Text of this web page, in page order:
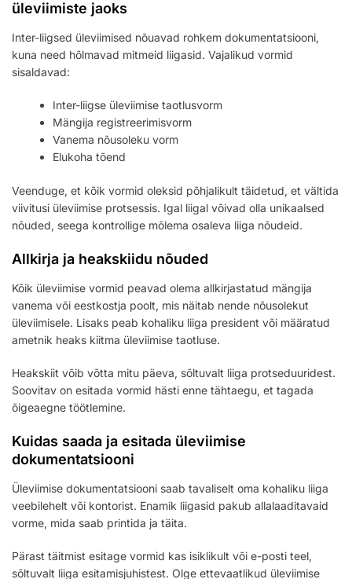
üleviimiste jaoks
Inter-liigsed üleviimised nõuavad rohkem dokumentatsiooni,
kuna need hõlmavad mitmeid liigasid. Vajalikud vormid
sisaldavad:
Inter-liigse üleviimise taotlusvorm
Mängija registreerimisvorm
Vanema nõusoleku vorm
Elukoha tõend
Veenduge, et kõik vormid oleksid põhjalikult täidetud, et vältida
viivitusi üleviimise protsessis. Igal liigal võivad olla unikaalsed
nõuded, seega kontrollige mõlema osaleva liiga nõudeid.
Allkirja ja heakskiidu nõuded
Kõik üleviimise vormid peavad olema allkirjastatud mängija
vanema või eestkostja poolt, mis näitab nende nõusolekut
üleviimisele. Lisaks peab kohaliku liiga president või määratud
ametnik heaks kiitma üleviimise taotluse.
Heakskiit võib võtta mitu päeva, sõltuvalt liiga protseduuridest.
Soovitav on esitada vormid hästi enne tähtaegu, et tagada
õigeaegne töötlemine.
Kuidas saada ja esitada üleviimise
dokumentatsiooni
Üleviimise dokumentatsiooni saab tavaliselt oma kohaliku liiga
veebilehelt või kontorist. Enamik liigasid pakub allalaaditavaid
vorme, mida saab printida ja täita.
Pärast täitmist esitage vormid kas isiklikult või e-posti teel,
sõltuvalt liiga esitamisjuhistest. Olge ettevaatlikud üleviimise